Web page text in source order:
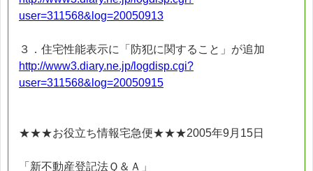
user=311568&log=20050913
３．住宅性能表示に「防犯に関すること」が追加
http://www3.diary.ne.jp/logdisp.cgi?
user=311568&log=20050915
★★★お役立ち情報宅急便★★★2005年9月15日
「新不動産登記法Ｑ＆Ａ」